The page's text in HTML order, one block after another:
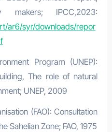
IPCC,2023:
ar6/syr/downloads/repor
Program (UNEP):
The role of natural
UNEP, 2009
(FAO): Consultation
Sahelian Zone; FAO, 1975